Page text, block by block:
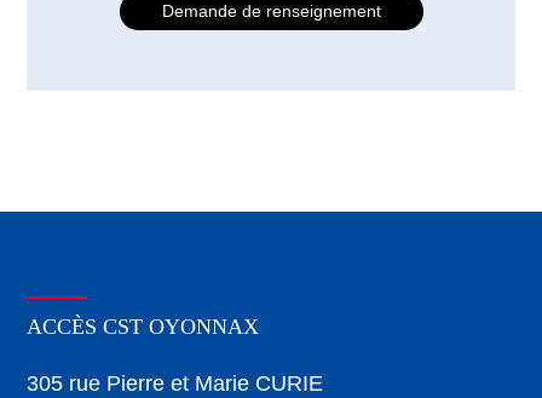
Demande de renseignement
ACCÈS CST OYONNAX
305 rue Pierre et Marie CURIE